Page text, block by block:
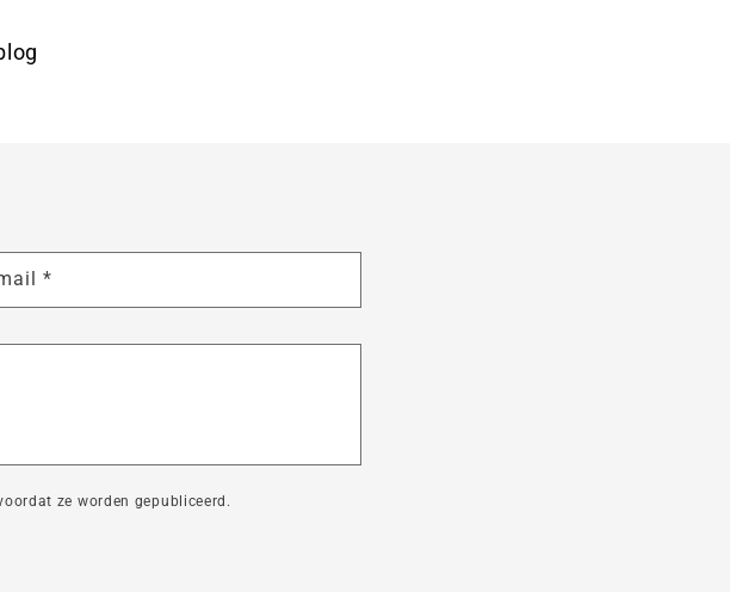
*
ze worden gepubliceerd.